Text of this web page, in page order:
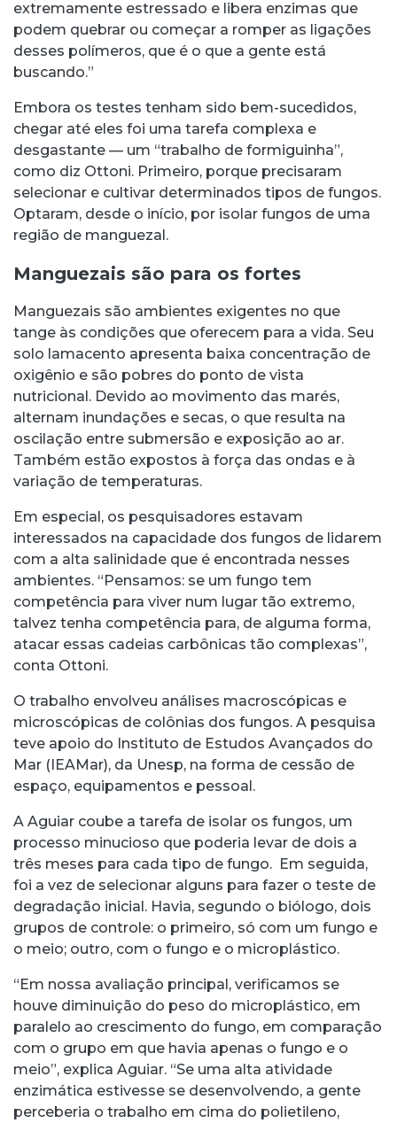
extremamente estressado e libera enzimas que
podem quebrar ou começar a romper as ligações
desses polímeros, que é o que a gente está
buscando.”
Embora os testes tenham sido bem-sucedidos,
chegar até eles foi uma tarefa complexa e
desgastante — um “trabalho de formiguinha”,
como diz Ottoni. Primeiro, porque precisaram
selecionar e cultivar determinados tipos de fungos.
Optaram, desde o início, por isolar fungos de uma
região de manguezal.
Manguezais são para os fortes
Manguezais são ambientes exigentes no que
tange às condições que oferecem para a vida. Seu
solo lamacento apresenta baixa concentração de
oxigênio e são pobres do ponto de vista
nutricional. Devido ao movimento das marés,
alternam inundações e secas, o que resulta na
oscilação entre submersão e exposição ao ar.
Também estão expostos à força das ondas e à
variação de temperaturas.
Em especial, os pesquisadores estavam
interessados na capacidade dos fungos de lidarem
com a alta salinidade que é encontrada nesses
ambientes. “Pensamos: se um fungo tem
competência para viver num lugar tão extremo,
talvez tenha competência para, de alguma forma,
atacar essas cadeias carbônicas tão complexas”,
conta Ottoni.
O trabalho envolveu análises macroscópicas e
microscópicas de colônias dos fungos. A pesquisa
teve apoio do Instituto de Estudos Avançados do
Mar (IEAMar), da Unesp, na forma de cessão de
espaço, equipamentos e pessoal.
A Aguiar coube a tarefa de isolar os fungos, um
processo minucioso que poderia levar de dois a
três meses para cada tipo de fungo. Em seguida,
foi a vez de selecionar alguns para fazer o teste de
degradação inicial. Havia, segundo o biólogo, dois
grupos de controle: o primeiro, só com um fungo e
o meio; outro, com o fungo e o microplástico.
“Em nossa avaliação principal, verificamos se
houve diminuição do peso do microplástico, em
paralelo ao crescimento do fungo, em comparação
com o grupo em que havia apenas o fungo e o
meio”, explica Aguiar. “Se uma alta atividade
enzimática estivesse se desenvolvendo, a gente
perceberia o trabalho em cima do polietileno,